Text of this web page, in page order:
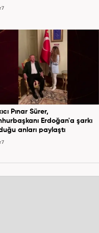
Pınar Sürer,
Erdoğan'a şarkı
anları paylaştı